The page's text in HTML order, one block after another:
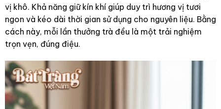
vị khô. Khả năng giữ kín khí giúp duy trì hương vị tươi
ngon và kéo dài thời gian sử dụng cho nguyên liệu. Bằng
cách này, mỗi lần thưởng trà đều là một trải nghiệm
trọn vẹn, đúng điệu.